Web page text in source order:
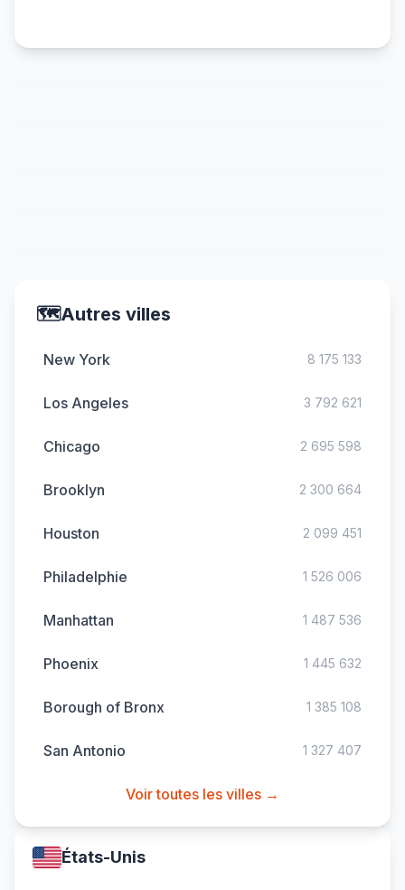
🗺️Autres villes
New York 8 175 133
Los Angeles 3 792 621
Chicago 2 695 598
Brooklyn 2 300 664
Houston 2 099 451
Philadelphie 1 526 006
Manhattan 1 487 536
Phoenix 1 445 632
Borough of Bronx 1 385 108
San Antonio 1 327 407
Voir toutes les villes →
États-Unis